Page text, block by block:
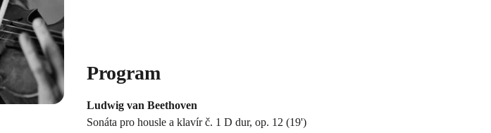
Program
Ludwig van Beethoven
Sonáta pro housle a klavír č. 1 D dur, op. 12 (19')